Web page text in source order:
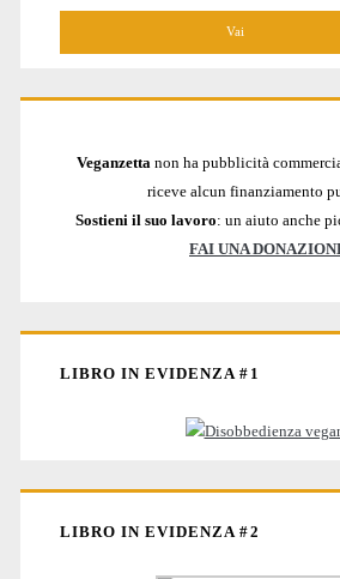
Veganzetta non ha pubblicità
riceve alcun finanziamento
Sostieni il suo lavoro: un aiuto anche
FAI UNA
LIBRO IN EVIDENZA #1
LIBRO IN EVIDENZA #2